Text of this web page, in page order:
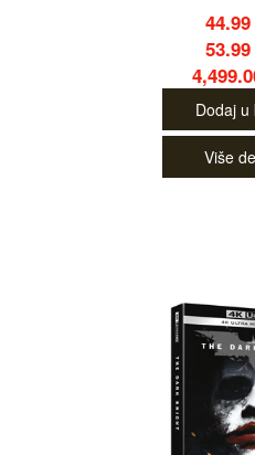
44.99
53.99
Dodaj u
Više